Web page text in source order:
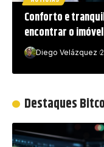
Conforto e
encontrar o
Diego Velázquez
Destaques